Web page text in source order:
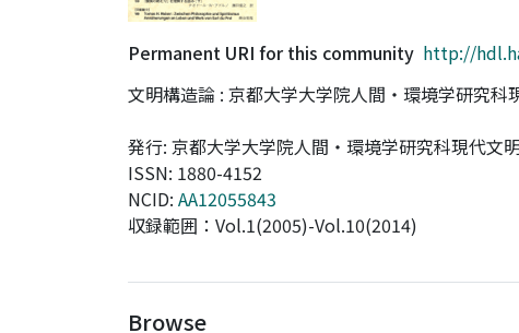
Permanent URI for this community http://
文明構造論 : 京都大学大学院人間・環境学研究
発行: 京都大学大学院人間・環境学研究科現代文
ISSN: 1880-4152
NCID: AA12055843
収録範囲：Vol.1(2005)-Vol.10(2014)
Browse